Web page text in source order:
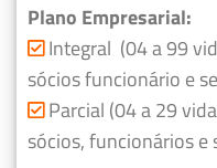
Plano Empresarial:
Integral (04 a 99
sócios funcionário e
Parcial (04 a 29
sócios, funcionários e